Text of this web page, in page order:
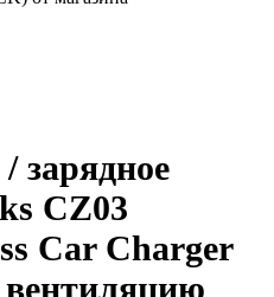
зарядное
CZ03
Car Charger